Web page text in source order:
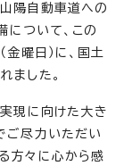
陽自動車道への
について、この
曜日）に、国土
ました。
実現に向けた大き
ご尽力いただい
方々に心から感